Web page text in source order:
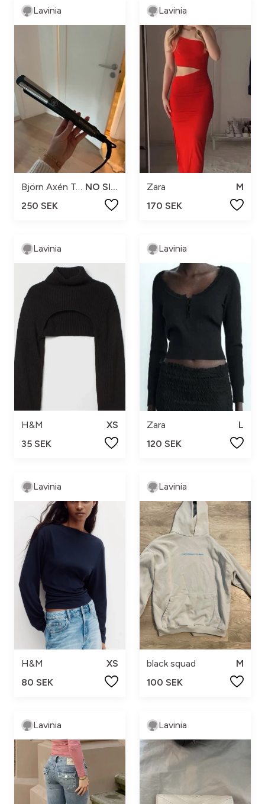
Lavinia
NO SIZE
250 SEK
Lavinia
Zara
M
170 SEK
Lavinia
H&M
XS
35 SEK
Lavinia
Zara
L
120 SEK
Lavinia
H&M
XS
80 SEK
Lavinia
black squad
M
100 SEK
Lavinia Lavinia